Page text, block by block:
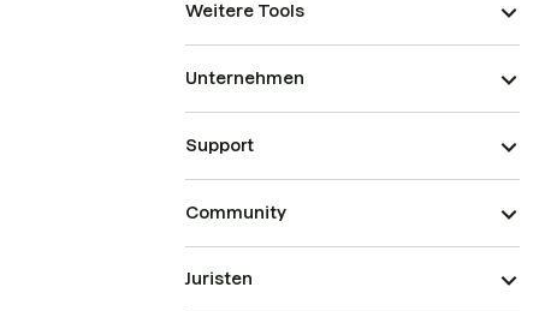
Weitere Tools
Unternehmen
Support
Community
Juristen